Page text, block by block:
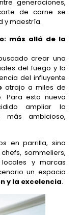
generaciones,
de carne se
y maestría.
más allá de la
crear una
del fuego y la
del influyente
atrajo a miles de
Para esta nueva
ampliar la
más ambicioso,
en parrilla, sino
sommeliers,
locales y marcas
un espacio
y la excelencia.